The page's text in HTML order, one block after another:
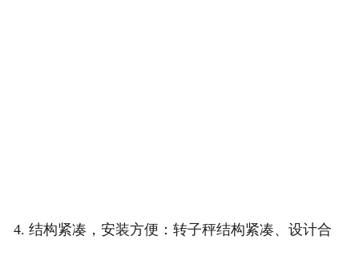
4. 结构紧凑，安装方便：转子秤结构紧凑、设计合